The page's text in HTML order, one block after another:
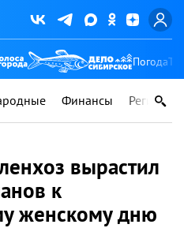
Погода
Финансы Регионы
вырастил
к
женскому дню